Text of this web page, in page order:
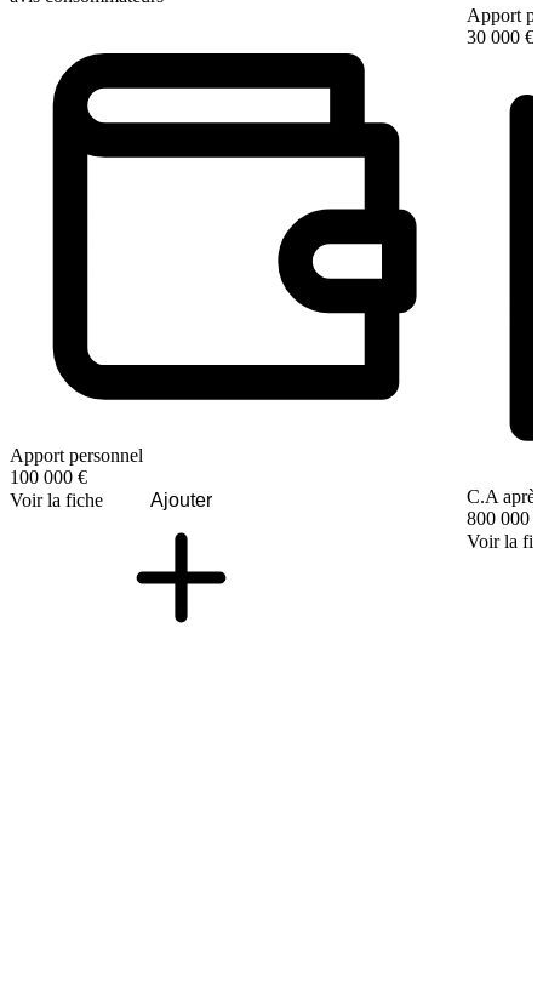
Apport personnel
100 000 €
Voir la fiche
Ajouter
Apport
30 000 €
C.A
800 000 €
Voir la